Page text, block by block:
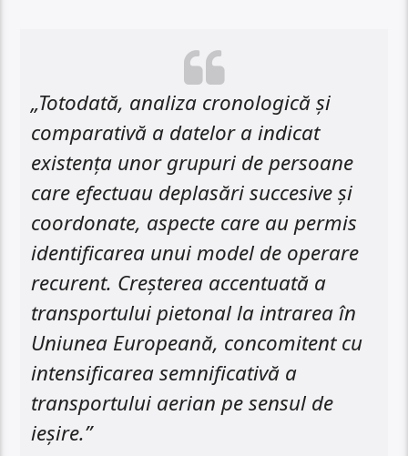
„Totodată, analiza cronologică și
comparativă a datelor a indicat
existența unor grupuri de persoane
care efectuau deplasări succesive și
coordonate, aspecte care au permis
identificarea unui model de operare
recurent. Creșterea accentuată a
transportului pietonal la intrarea în
Uniunea Europeană, concomitent cu
intensificarea semnificativă a
transportului aerian pe sensul de
ieșire.”